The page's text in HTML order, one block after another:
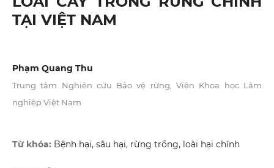
TẠI VIỆT NAM
Phạm Quang Thu
Trung tâm Nghiên cứu Bảo vệ rừng, Viện Khoa học Lâm
nghiệp Việt Nam
Từ khóa: Bệnh hại, sâu hại, rừng trồng, loài hại chính